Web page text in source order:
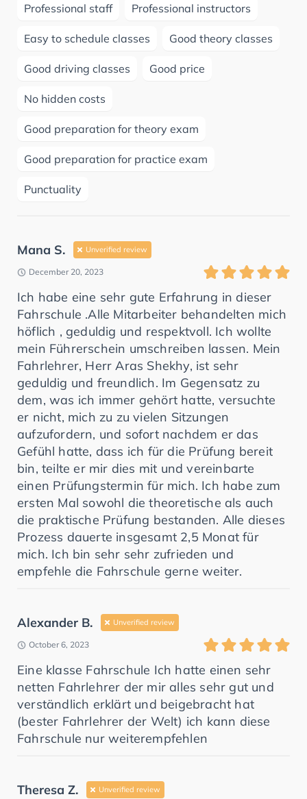
Professional staff Professional instructors
Easy to schedule classes Good theory classes
Good driving classes Good price
No hidden costs
Good preparation for theory exam
Good preparation for practice exam
Punctuality
Mana S. Unverified review
December 20, 2023
Ich habe eine sehr gute Erfahrung in dieser
Fahrschule .Alle Mitarbeiter behandelten mich
höflich , geduldig und respektvoll. Ich wollte
mein Führerschein umschreiben lassen. Mein
Fahrlehrer, Herr Aras Shekhy, ist sehr
geduldig und freundlich. Im Gegensatz zu
dem, was ich immer gehört hatte, versuchte
er nicht, mich zu zu vielen Sitzungen
aufzufordern, und sofort nachdem er das
Gefühl hatte, dass ich für die Prüfung bereit
bin, teilte er mir dies mit und vereinbarte
einen Prüfungstermin für mich. Ich habe zum
ersten Mal sowohl die theoretische als auch
die praktische Prüfung bestanden. Alle dieses
Prozess dauerte insgesamt 2,5 Monat für
mich. Ich bin sehr sehr zufrieden und
empfehle die Fahrschule gerne weiter.
Alexander B. Unverified review
October 6, 2023
Eine klasse Fahrschule Ich hatte einen sehr
netten Fahrlehrer der mir alles sehr gut und
verständlich erklärt und beigebracht hat
(bester Fahrlehrer der Welt) ich kann diese
Fahrschule nur weiterempfehlen
Theresa Z. Unverified review